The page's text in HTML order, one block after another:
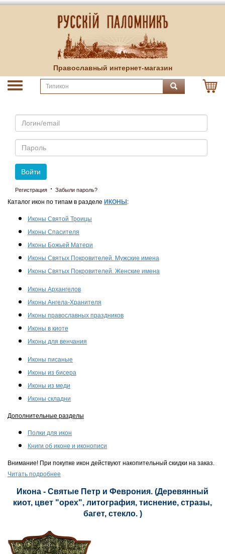
Православный интернет-магазин
Email
Пароль
Войти
Регистрация · Забыли пароль?
Каталог икон по типам в разделе ИКОНЫ :
Иконы Святой Троицы
Иконы Спасителя
Иконы Божьей Матери
Иконы Святых Покровителей. Мужские имена
Иконы Святых Покровителей. Женские имена
Иконы Архангелов
Иконы Ангела-Хранителя
Иконы православных праздников
Иконы в киоте
Иконы для венчания
Иконы писаные
Иконы из бисера
Иконы из меди
Иконы складни
Дополнительные разделы
Полки для икон
Книги об иконе и иконописи
Внимание! При покупке икон действуют накопительный скидки на заказ.
Читать подробнее
Икона - Святые Петр и Феврония. (Деревянный
киот, цвет "орех", литография, тиснение, стразы,
багет, стекло. )